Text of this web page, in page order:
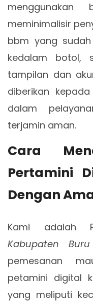
menggunakan
meminimalisir
bbm yang
kedalam botol,
tampilan dan
diberikan
dalam
terjamin aman.
Cara
Pertamini
Dengan
Kami adalah
Kabupaten Buru
pemesanan
petamini digital
yang meliputi